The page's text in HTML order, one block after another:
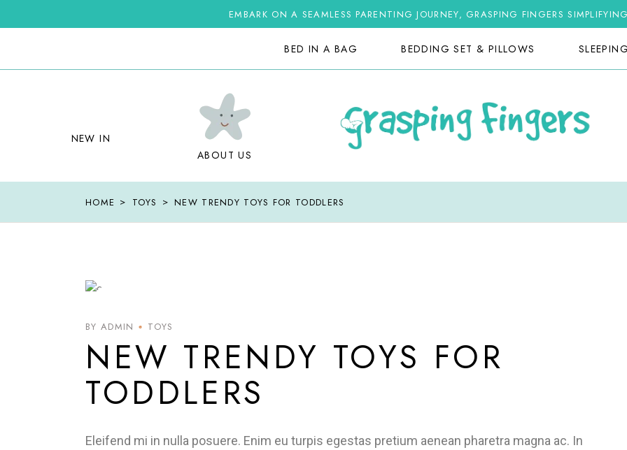
EMBARK ON A SEAMLESS PARENTING JOURNEY, GRASPING FINGERS
BED IN A BAG BEDDING SET & PILLOWS
NEW IN
ABOUT US
HOME TOYS NEW TRENDY TOYS FOR TODDLERS
BY ADMIN TOYS
NEW TRENDY TOYS FOR
TODDLERS
Eleifend mi in nulla posuere. Enim eu turpis egestas pretium aenean pharetra magna ac. In